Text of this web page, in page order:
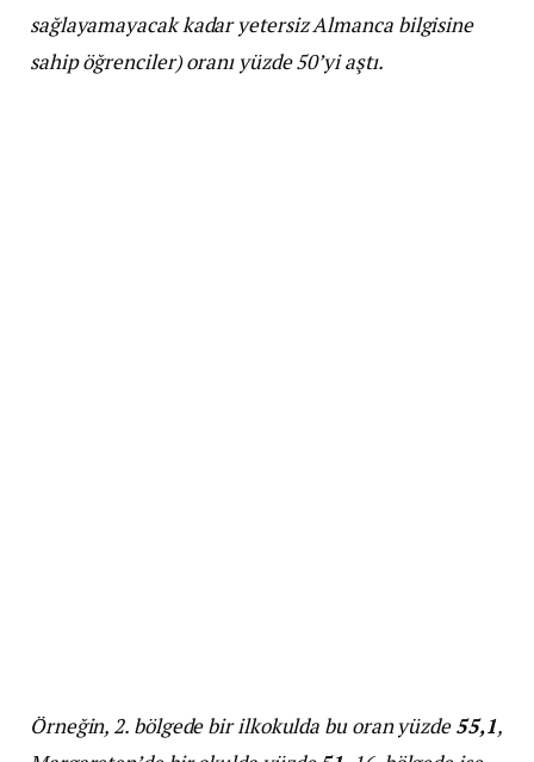
sağlayamayacak kadar yetersiz Almanca bilgisine
sahip öğrenciler) oranı yüzde 50’yi aştı.
Örneğin, 2. bölgede bir ilkokulda bu oran yüzde55,1,